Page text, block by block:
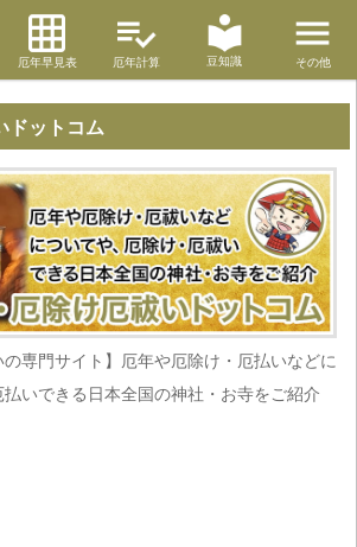
厄年早見表 厄年計算 豆知識 その他
ドットコム
の専門サイト】厄年や厄除け・厄払いなどに
いできる日本全国の神社・お寺をご紹介